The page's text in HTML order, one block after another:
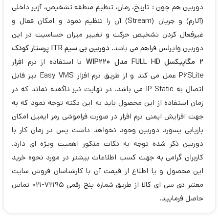
دوربین هم چون : تاریخ، زمان، تنظیم منطقه تشخیص، آژیر داخلی
(آلارم) و جریان (Stream) آن را تنظیم نمود و امکان فعال و
غیرفعال کردن تشخیص حرکت و تغییر میزان حساسیت در این
دوربین وایرلس فراهم می باشد.
دوربین بی سیم ITR پرستار کودک
2 مگاپیکسل FULL HD مدل WIP220
با استفاده از نرم افزار
P6SLite عمل می کند و از طریق نرم افزار Easy VMS نیز قابل
اتصال به IP Static می باشد. در نهایت نیز ناگفته نماند که در
زمان استفاده از این محصول باید به این نکته توجه نمود که به
جهت افزایش ایمنی نرم افزار در صورت فراموشی رمز ایمیل امکان
بازیابی پسورد دوربین وجود نخواهد داشت پس در زمان کار با
دوربین ذکر شده توجه به نکات مذکور اهمیت ویژه ای دارد.
کاربران گرامی به جهت کسب اطلاعات بیشتر در مورد نحوه خرید
این محصول و یا اطلاع از قیمت آن با کارشناسان فروش سایت
معتبر دی سی ای کالا از طریق شماره پنج رقمی 72195-021 تماس
حاصل فرمایید.